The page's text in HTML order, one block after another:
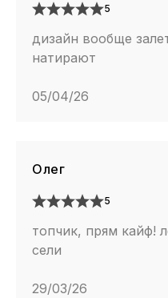
5
дизайн вообще
натирают
05/04/26
Олег
5
топчик, прям кайф!
сели
29/03/26